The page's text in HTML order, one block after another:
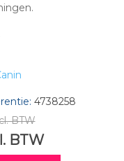
4738258
BTW
BTW